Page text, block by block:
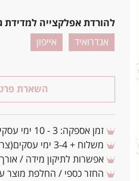
להורדת אפלקצייה למדידת
אנדרואיד
אייפון
השארת
זמן אספקה: 3 - 10 ימי עסקים מאישור העסקה
משלוח + 3-4 ימי עסקים(צריכים לפני ? צרו איתנו קשר)
אפשרות לתיקון מידה / אורך
החזר כספי / החלפת מוצר עד 14